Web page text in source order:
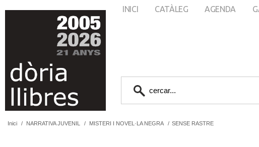
INICI CATÀLEG AGENDA
Inici / NARRATIVA JUVENIL / MISTERI I NOVEL·LA NEGRA / SENSE RASTRE